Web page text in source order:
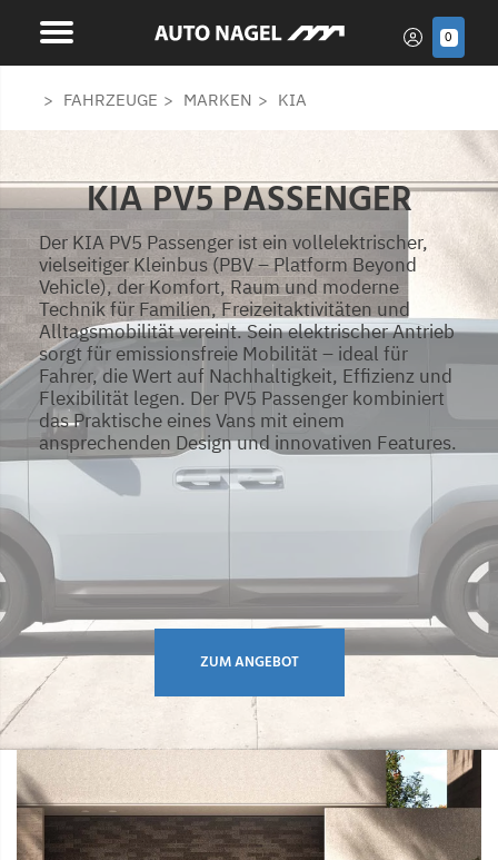
0
FAHRZEUGE MARKEN KIA
KIA PV5 PASSENGER
Der KIA PV5 Passenger ist ein vollelektrischer,
vielseitiger Kleinbus (PBV – Platform Beyond
Vehicle), der Komfort, Raum und moderne
Technik für Familien, Freizeitaktivitäten und
Alltagsmobilität vereint. Sein elektrischer Antrieb
sorgt für emissionsfreie Mobilität – ideal für
Fahrer, die Wert auf Nachhaltigkeit, Effizienz und
Flexibilität legen. Der PV5 Passenger kombiniert
das Praktische eines Vans mit einem
ansprechenden Design und innovativen Features.
ZUM ANGEBOT